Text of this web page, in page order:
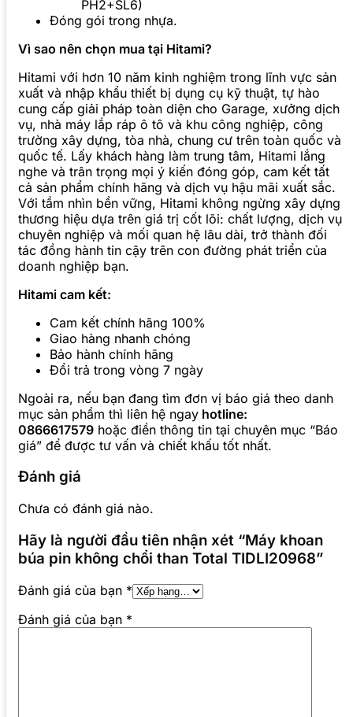
PH2+SL6)
Đóng gói trong nhựa.
Vì sao nên chọn mua tại Hitami?
Hitami với hơn 10 năm kinh nghiệm trong lĩnh vực sản
xuất và nhập khẩu thiết bị dụng cụ kỹ thuật, tự hào
cung cấp giải pháp toàn diện cho Garage, xưởng dịch
vụ, nhà máy lắp ráp ô tô và khu công nghiệp, công
trường xây dựng, tòa nhà, chung cư trên toàn quốc và
quốc tế. Lấy khách hàng làm trung tâm, Hitami lắng
nghe và trân trọng mọi ý kiến đóng góp, cam kết tất
cả sản phẩm chính hãng và dịch vụ hậu mãi xuất sắc.
Với tầm nhìn bền vững, Hitami không ngừng xây dựng
thương hiệu dựa trên giá trị cốt lõi: chất lượng, dịch vụ
chuyên nghiệp và mối quan hệ lâu dài, trở thành đối
tác đồng hành tin cậy trên con đường phát triển của
doanh nghiệp bạn.
Hitami cam kết:
Cam kết chính hãng 100%
Giao hàng nhanh chóng
Bảo hành chính hãng
Đổi trả trong vòng 7 ngày
Ngoài ra, nếu bạn đang tìm đơn vị báo giá theo danh
mục sản phẩm thì liên hệ ngay hotline:
0866617579 hoặc điền thông tin tại chuyên mục “Báo
giá” để được tư vấn và chiết khấu tốt nhất.
Đánh giá
Chưa có đánh giá nào.
Hãy là người đầu tiên nhận xét “Máy khoan
búa pin không chổi than Total TIDLI20968”
Đánh giá của bạn *
Đánh giá của bạn *